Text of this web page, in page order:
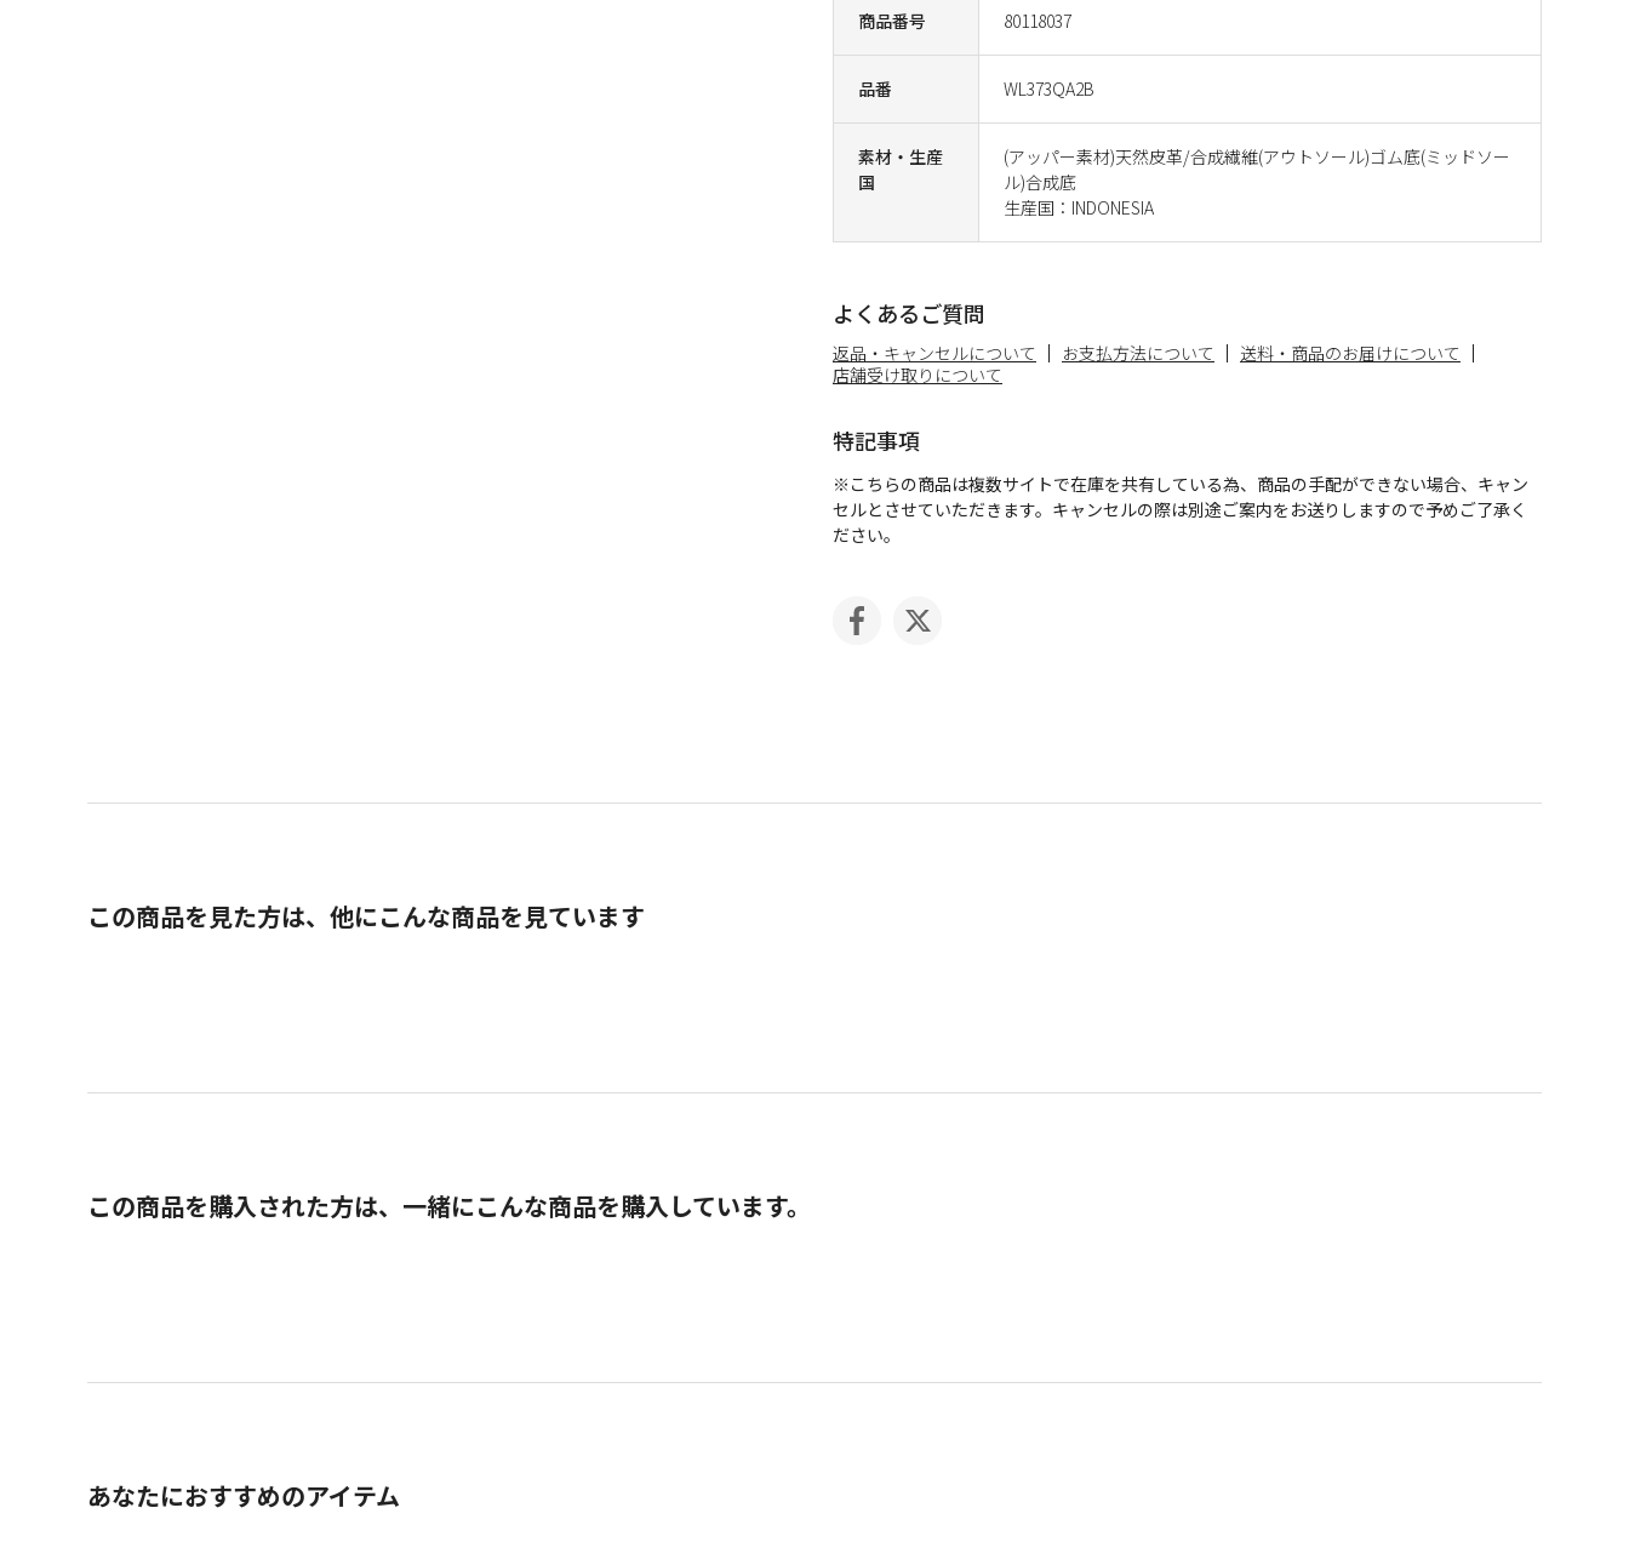
商品番号 80118037
品番 WL373QA2B
素材・生産
国
(アッパー素材)天然皮革/合成繊維(アウトソール)ゴム底(ミッドソー
ル)合成底
生産国：INDONESIA
よくあるご質問
返品・キャンセルについて お支払方法について
送料・商品のお届けについて
店舗受け取りについて
特記事項
※こちらの商品は複数サイトで在庫を共有している為、商品の手配ができない場合、キャン
セルとさせていただきます。キャンセルの際は別途ご案内をお送りしますので予めご了承く
ださい。
この商品を見た方は、他にこんな商品を見ています
この商品を購入された方は、一緒にこんな商品を購入しています。
あなたにおすすめのアイテム